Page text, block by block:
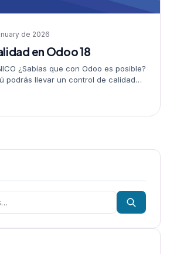
de 2026
en Odoo 18
¿Sabías que con Odoo es posible?
podrás llevar un control de calidad
así sea una recepción, una…